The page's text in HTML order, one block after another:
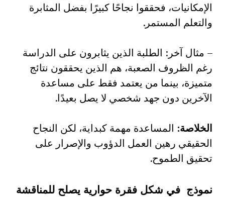
الإمكانيات، فحققوا نجاحًا كبيرًا بفضل المثابرة
والتعلم المستمر.
– مثال آخر: الطلبة الذين يثابرون على الدراسة
رغم الظروف الصعبة، هم الذين يحققون نتائج
متميزة، بينما من يعتمد فقط على مساعدة
الآخرين دون جهد شخصي لا يصل بعيدًا.
الخلاصة: المساعدة مهمة كبداية، لكن النجاح
الحقيقي رهين العمل الدؤوب والإصرار على
تحقيق الطموح.
نموذج في شكل فقرة حوارية يصلح للمناقشة